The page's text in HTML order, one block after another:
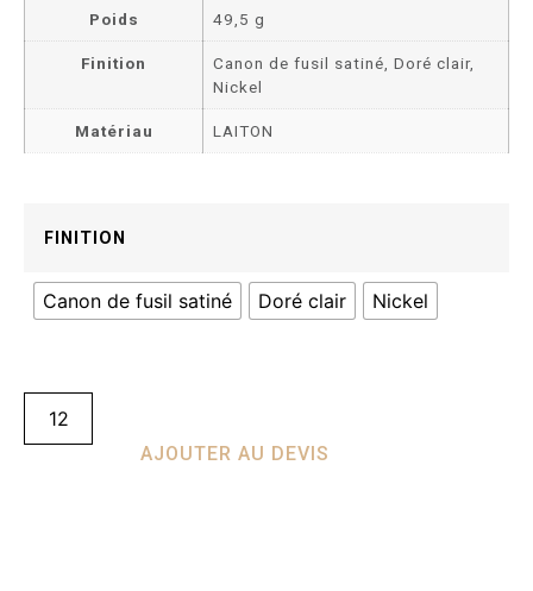
Poids 49,5 g
Finition
Canon de fusil satiné, Doré clair,
Nickel
Matériau LAITON
FINITION
Canon de fusil satiné Doré clair Nickel
AJOUTER AU DEVIS